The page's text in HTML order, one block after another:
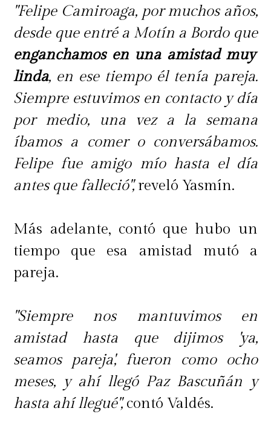
"Felipe Camiroaga, por muchos años,
desde que entré a Motín a Bordo que
enganchamos en una amistad muy
linda, en ese tiempo él tenía pareja.
Siempre estuvimos en contacto y día
por medio, una vez a la semana
íbamos a comer o conversábamos.
Felipe fue amigo mío hasta el día
antes que falleció",reveló Yasmín.
Más adelante, contó que hubo un
tiempo que esa amistad mutó a
pareja.
"Siempre nos mantuvimos en
amistad hasta que dijimos 'ya,
seamos pareja', fueron como ocho
meses, y ahí llegó Paz Bascuñán y
hasta ahí llegué",contó Valdés.